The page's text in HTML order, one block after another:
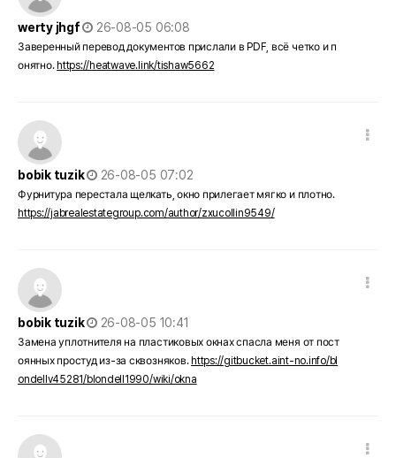
werty jhgf
작성일
26-08-05 06:08
Заверенный перевод документов прислали в PDF, всё четко и п
онятно. https://heatwave.link/tishaw5662
bobik tuzik
작성일
26-08-05 07:02
Фурнитура перестала щелкать, окно прилегает мягко и плотно.
https://jabrealestategroup.com/author/zxucollin9549/
bobik tuzik
작성일
26-08-05 10:41
Замена уплотнителя на пластиковых окнах спасла меня от пост
оянных простуд из-за сквозняков. https://gitbucket.aint-no.info/bl
ondellv45281/blondell1990/wiki/okna